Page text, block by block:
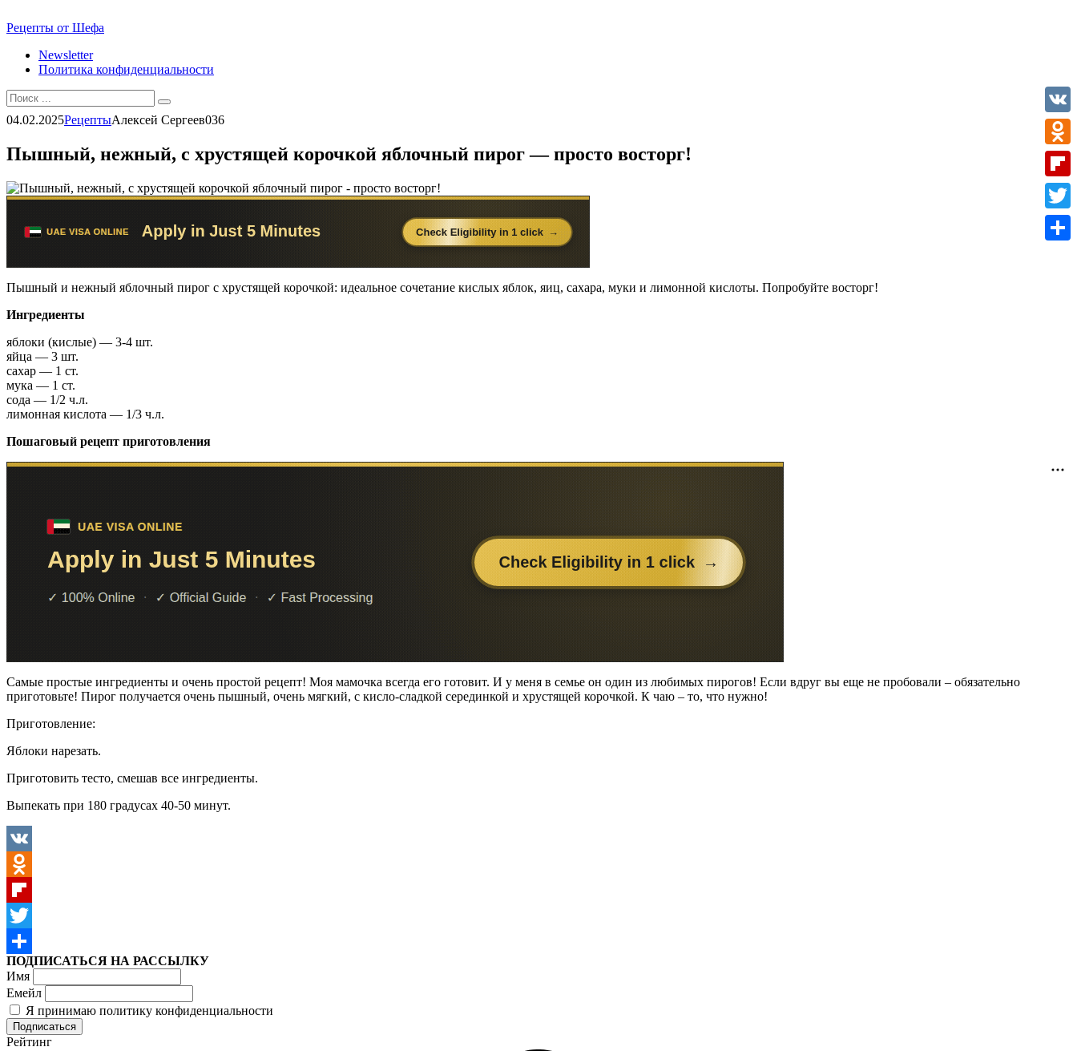
Перейти
контенту
Рецепты от Шефа
Newsletter
Политика конфиденциальности
Search
for:
04.02.2025РецептыАлексей Сергеев036
Пышный, нежный, с хрустящей корочкой яблочный пирог — просто восторг!
Пышный и нежный яблочный пирог с хрустящей корочкой: идеальное сочетание кислых яблок, яиц, сахара, муки и лимонной кислоты. Попробуйте восторг!
Ингредиенты
яблоки (кислые) — 3-4 шт.
яйца — 3 шт.
сахар — 1 ст.
мука — 1 ст.
сода — 1/2 ч.л.
лимонная кислота — 1/3 ч.л.
Пошаговый рецепт приготовления
Самые простые ингредиенты и очень простой рецепт! Моя мамочка всегда его готовит. И у меня в семье он один из любимых пирогов! Если вдруг вы еще не пробовали – обязательно
приготовьте! Пирог получается очень пышный, очень мягкий, с кисло-сладкой серединкой и хрустящей корочкой. К чаю – то, что нужно!
Приготовление:
Яблоки нарезать.
Приготовить тесто, смешав все ингредиенты.
Выпекать при 180 градусах 40-50 минут.
VK
Odnoklassniki
Flipboard
Twitter
Отправить
ПОДПИСАТЬСЯ НА РАССЫЛКУ
Имя
Емейл
Я принимаю политику конфиденциальности
Рейтинг
VK